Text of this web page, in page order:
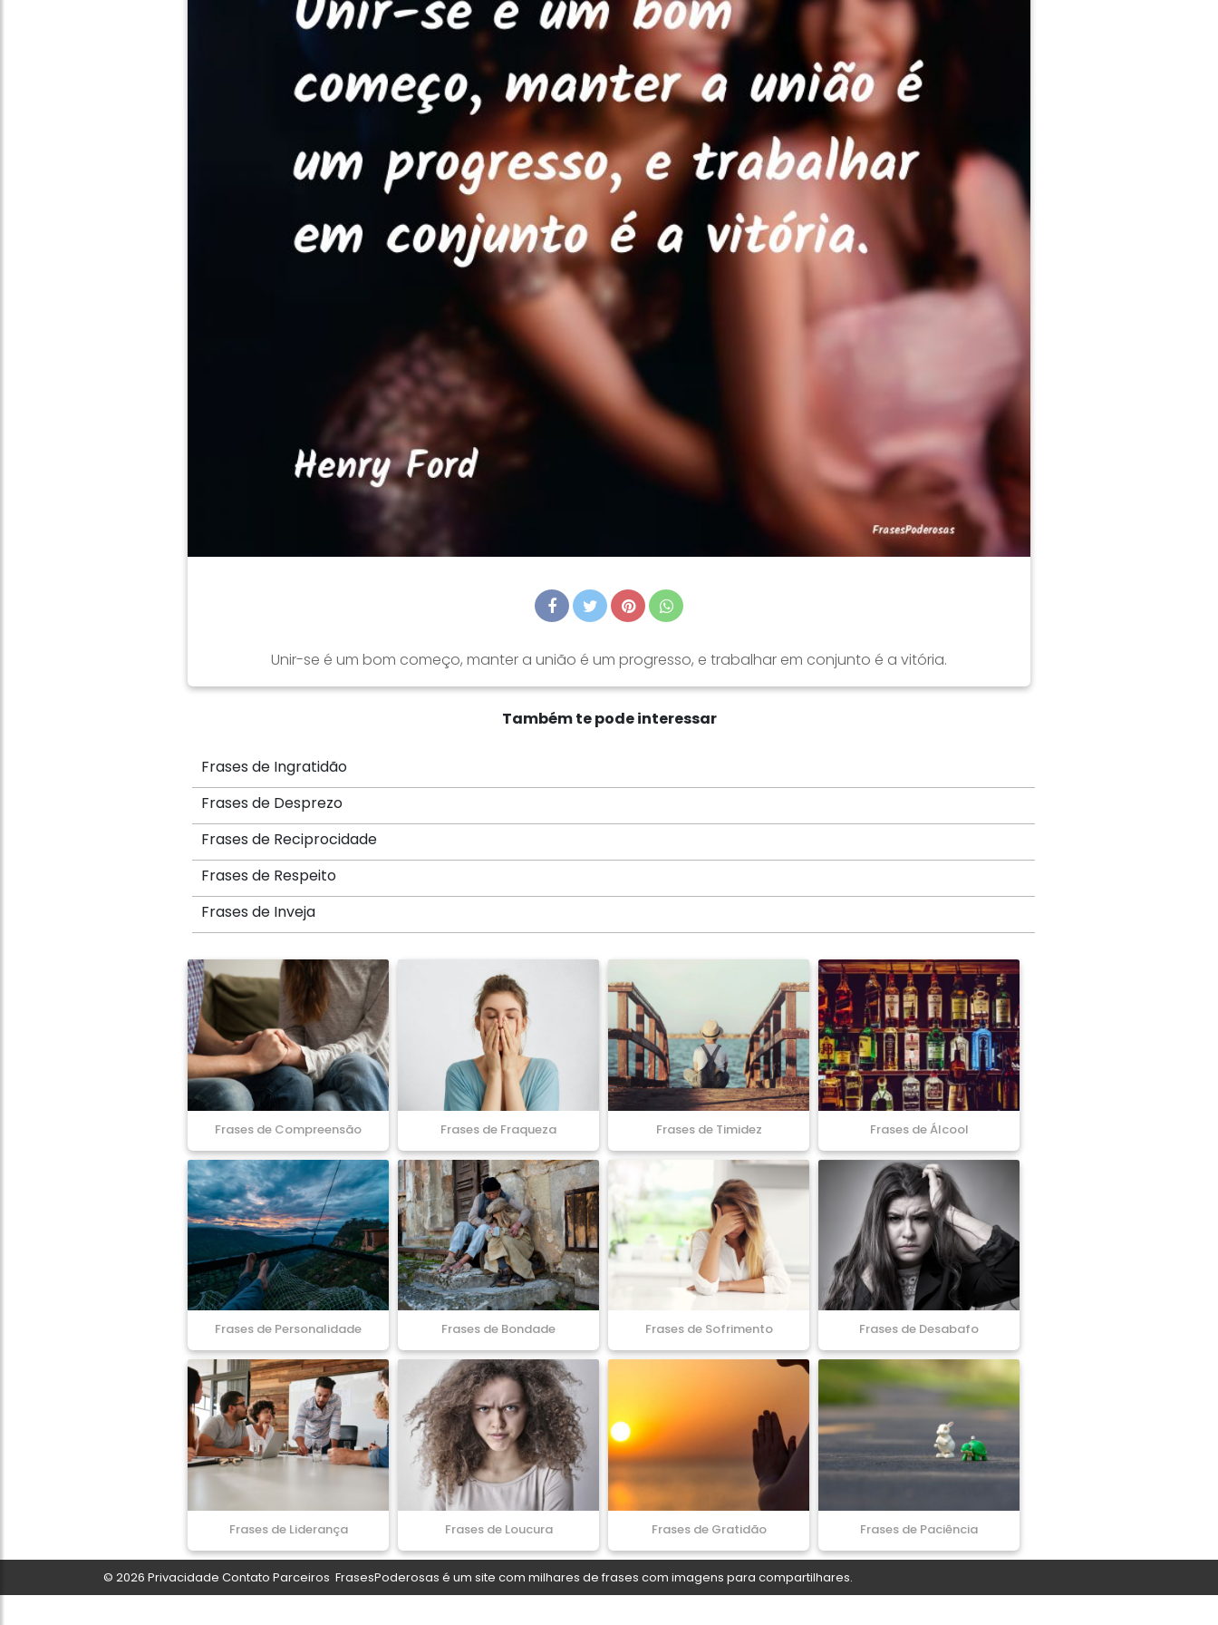
Unir-se é um bom começo, manter a união é um progresso, e trabalhar em conjunto é a vitória.
Também te pode interessar
Frases de Ingratidão
Frases de Desprezo
Frases de Reciprocidade
Frases de Respeito
Frases de Inveja
Frases de Compreensão Frases de Fraqueza Frases de Timidez Frases de Álcool
Frases de Personalidade Frases de Bondade Frases de Sofrimento Frases de Desabafo
Frases de Liderança Frases de Loucura Frases de Gratidão Frases de Paciência
© 2026 Privacidade Contato Parceiros FrasesPoderosas é um site com milhares de frases com imagens para compartilhares.